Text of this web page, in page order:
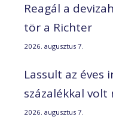
Reagál a
tör a Richter
2026. augusztus 7.
Lassult az éves
százalékkal
2026. augusztus 7.